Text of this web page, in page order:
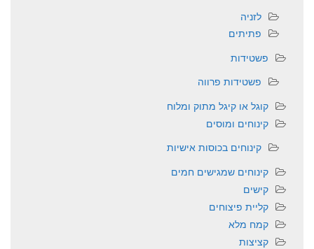
לזניה
פתיתים
פשטידות
פשטידות פרווה
קוגל או קיגל מתוק ומלוח
קינוחים ומוסים
קינוחים בכוסות אישיות
קינוחים שמגישים חמים
קישים
קליית פיצוחים
קמח מלא
קציצות